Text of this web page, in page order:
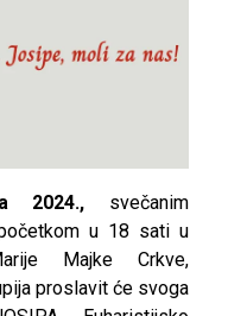
2024., svečanim
u 18 sati u
Majke Crkve,
proslavit će svoga